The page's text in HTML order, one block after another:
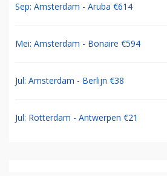
Sep: Amsterdam - Aruba €614
Mei: Amsterdam - Bonaire €594
Jul: Amsterdam - Berlijn €38
Jul: Rotterdam - Antwerpen €21